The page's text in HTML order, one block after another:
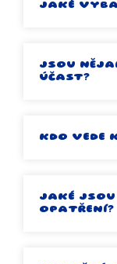
JAKÉ
JSOU
ÚČAST?
KDO VEDE
JAKÉ JSOU
OPATŘENÍ?